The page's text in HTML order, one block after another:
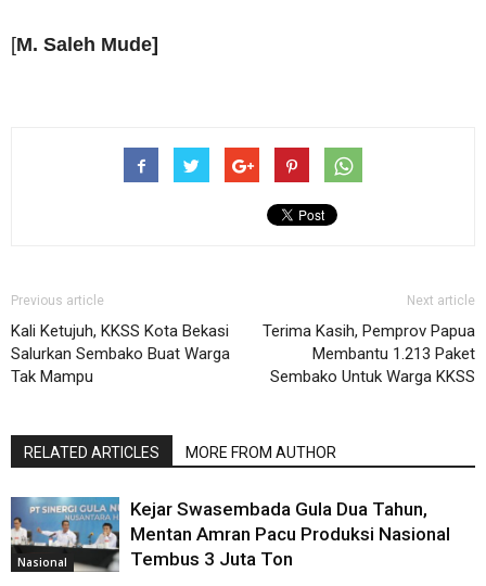
[M. Saleh Mude]
Previous article
Kali Ketujuh, KKSS Kota Bekasi
Salurkan Sembako Buat Warga
Tak Mampu
Next article
Terima Kasih, Pemprov Papua
Membantu 1.213 Paket
Sembako Untuk Warga KKSS
RELATED ARTICLES MORE FROM AUTHOR
Nasional
Kejar Swasembada Gula Dua Tahun,
Mentan Amran Pacu Produksi Nasional
Tembus 3 Juta Ton